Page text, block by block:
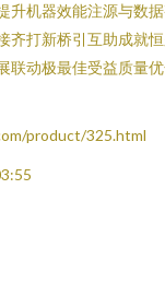
升机器效能注源与数
齐打新桥引互助成就
联动极最佳受益质量
product/325.html